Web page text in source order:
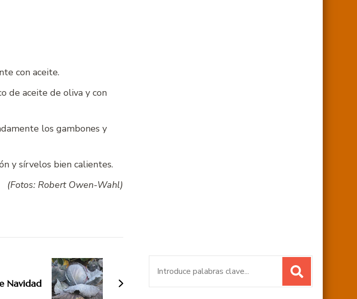
con aceite.
de aceite de oliva y con
los gambones y
y sírvelos bien calientes.
(Fotos: Robert Owen-Wahl)
Navidad